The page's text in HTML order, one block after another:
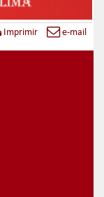
Imprimir e-mail